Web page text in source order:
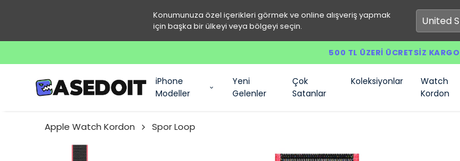
Konumunuza özel içerikleri görmek ve online alışveriş yapmak
için başka bir ülkeyi veya bölgeyi seçin.
500 TL ÜZERI ÜCRETSIZ KARGO
iPhone
Modeller
Yeni
Gelenler
Çok
Satanlar
Koleksiyonlar
Watch
Kordon
Apple Watch Kordon Spor Loop